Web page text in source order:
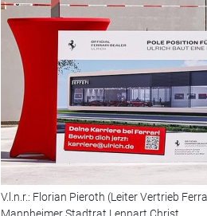
V.l.n.r.: Florian Pieroth (Leiter Vertrieb